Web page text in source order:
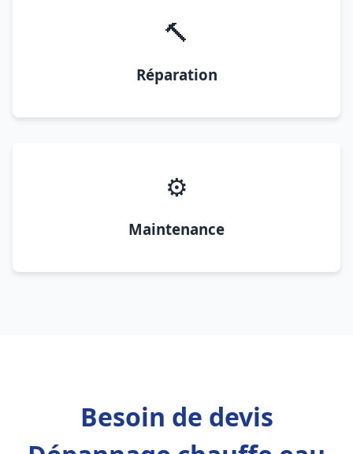
🔨
Réparation
⚙️
Maintenance
Besoin de devis